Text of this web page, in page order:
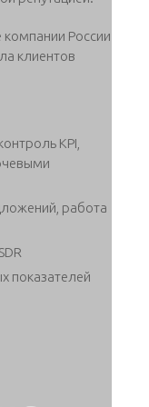
России
клиентов
KPI,
работа
показателей